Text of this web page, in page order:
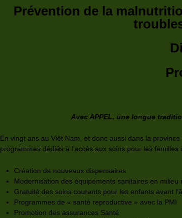
Prévention de la
Avec APPEL, une longue
En vingt ans au Viêt Nam, et donc aussi dans la
programmes dédiés à l’accès aux soins pour les familles
Création de nouveaux dispensaires
Modernisation des équipements sanitaires en milieu
Gratuité des soins courants pour les enfants avant
Programmes de « santé reproductive » avec la PMI
Promotion des assurances Santé